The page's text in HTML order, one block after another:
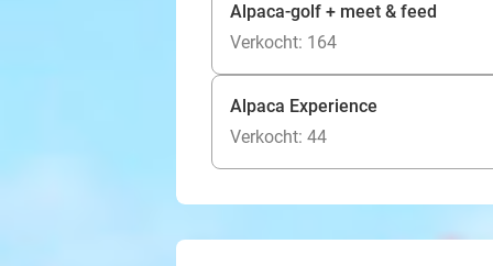
Alpaca-golf + meet & feed
Verkocht: 164
Alpaca Experience
Verkocht: 44